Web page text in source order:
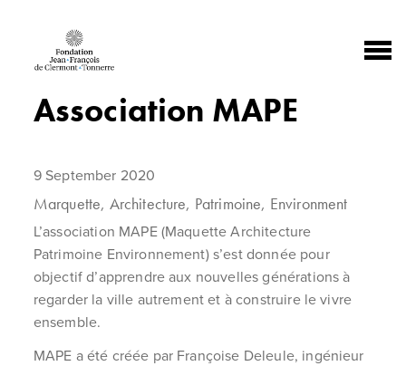
Association MAPE
9 September 2020
Marquette, Architecture, Patrimoine, Environment
L’association MAPE (Maquette Architecture
Patrimoine Environnement) s’est donnée pour
objectif d’apprendre aux nouvelles générations à
regarder la ville autrement et à construire le vivre
ensemble.
MAPE a été créée par Françoise Deleule, ingénieur